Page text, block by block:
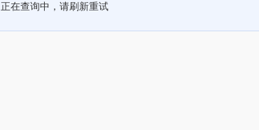
正在查询中，请刷新重试